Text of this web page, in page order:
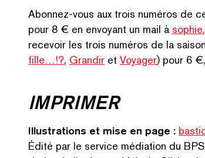
Abonnez-vous aux trois numéros de
pour 8 € en envoyant un mail à
recevoir les trois numéros de la
fille…!?, Grandir et Voyager) pour 6
IMPRIMER
Illus­tra­tions et mise en page :
Édité par le service médiation du